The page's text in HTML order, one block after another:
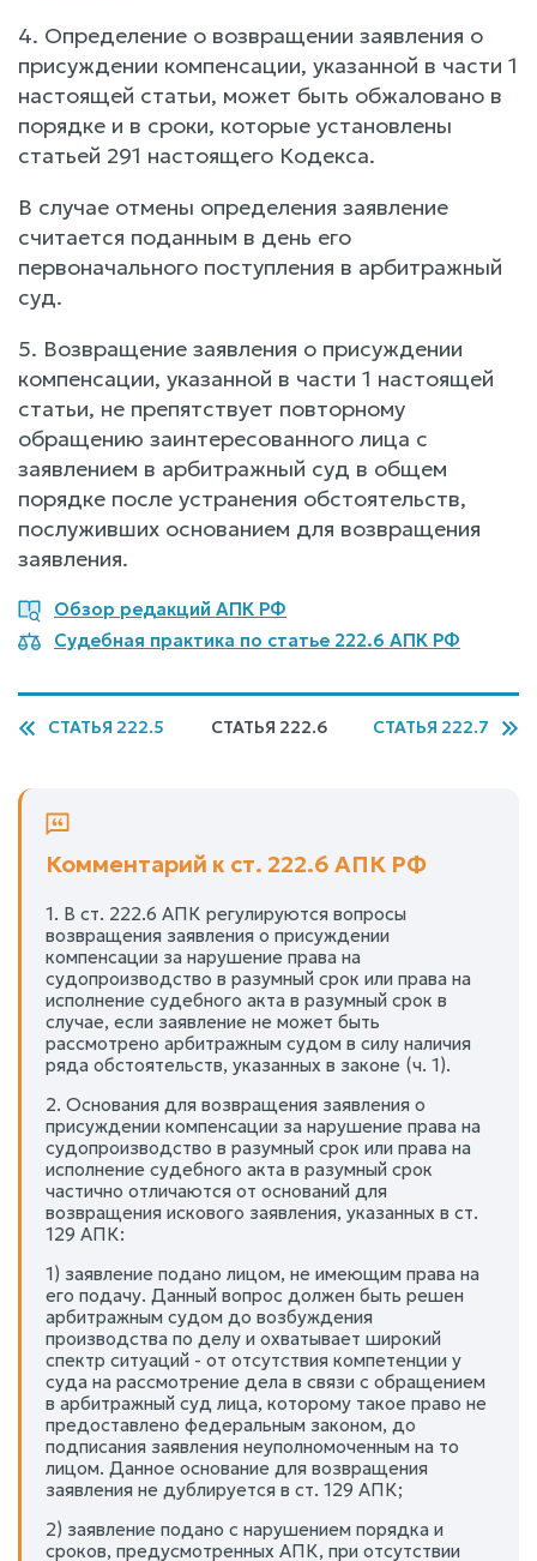
4. Определение о возвращении заявления о
присуждении компенсации, указанной в части 1
настоящей статьи, может быть обжаловано в
порядке и в сроки, которые установлены
статьей 291 настоящего Кодекса.
В случае отмены определения заявление
считается поданным в день его
первоначального поступления в арбитражный
суд.
5. Возвращение заявления о присуждении
компенсации, указанной в части 1 настоящей
статьи, не препятствует повторному
обращению заинтересованного лица с
заявлением в арбитражный суд в общем
порядке после устранения обстоятельств,
послуживших основанием для возвращения
заявления.
Обзор редакций АПК РФ
Судебная практика по статье 222.6 АПК РФ
СТАТЬЯ 222.5 СТАТЬЯ 222.6 СТАТЬЯ 222.7
Комментарий к ст. 222.6 АПК РФ
1. В ст. 222.6 АПК регулируются вопросы
возвращения заявления о присуждении
компенсации за нарушение права на
судопроизводство в разумный срок или права на
исполнение судебного акта в разумный срок в
случае, если заявление не может быть
рассмотрено арбитражным судом в силу наличия
ряда обстоятельств, указанных в законе (ч. 1).
2. Основания для возвращения заявления о
присуждении компенсации за нарушение права на
судопроизводство в разумный срок или права на
исполнение судебного акта в разумный срок
частично отличаются от оснований для
возвращения искового заявления, указанных в ст.
129 АПК:
1) заявление подано лицом, не имеющим права на
его подачу. Данный вопрос должен быть решен
арбитражным судом до возбуждения
производства по делу и охватывает широкий
спектр ситуаций - от отсутствия компетенции у
суда на рассмотрение дела в связи с обращением
в арбитражный суд лица, которому такое право не
предоставлено федеральным законом, до
подписания заявления неуполномоченным на то
лицом. Данное основание для возвращения
заявления не дублируется в ст. 129 АПК;
2) заявление подано с нарушением порядка и
сроков, предусмотренных АПК, при отсутствии